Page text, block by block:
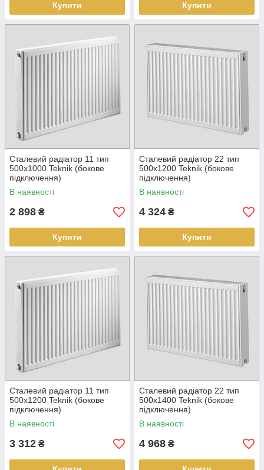
Купити Купити
Сталевий радіатор 11 тип
500х1000 Teknik (бокове
підключення)
В наявності
2 898 ₴
Купити
Сталевий радіатор 22 тип
500х1200 Teknik (бокове
підключення)
В наявності
4 324 ₴
Купити
Сталевий радіатор 11 тип
500х1200 Teknik (бокове
підключення)
В наявності
3 312 ₴
Сталевий радіатор 22 тип
500х1400 Teknik (бокове
підключення)
В наявності
4 968 ₴